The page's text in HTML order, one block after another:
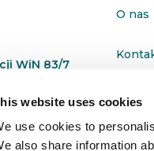
website uses cookies
use cookies to
also share information
WiN 83/7
O nas